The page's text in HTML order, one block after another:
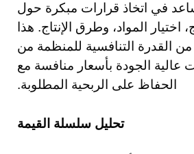
في اتخاذ قرارات مبكرة حول
اختيار المواد، وطرق الإنتاج. هذا
القدرة التنافسية للمنظمة من
عالية الجودة بأسعار منافسة مع
الحفاظ على الربحية المطلوبة.
تحليل سلسلة القيمة